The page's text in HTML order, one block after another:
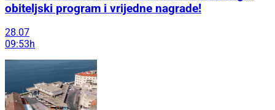
obiteljski program i vrijedne nagrade!
28.07
09:53h